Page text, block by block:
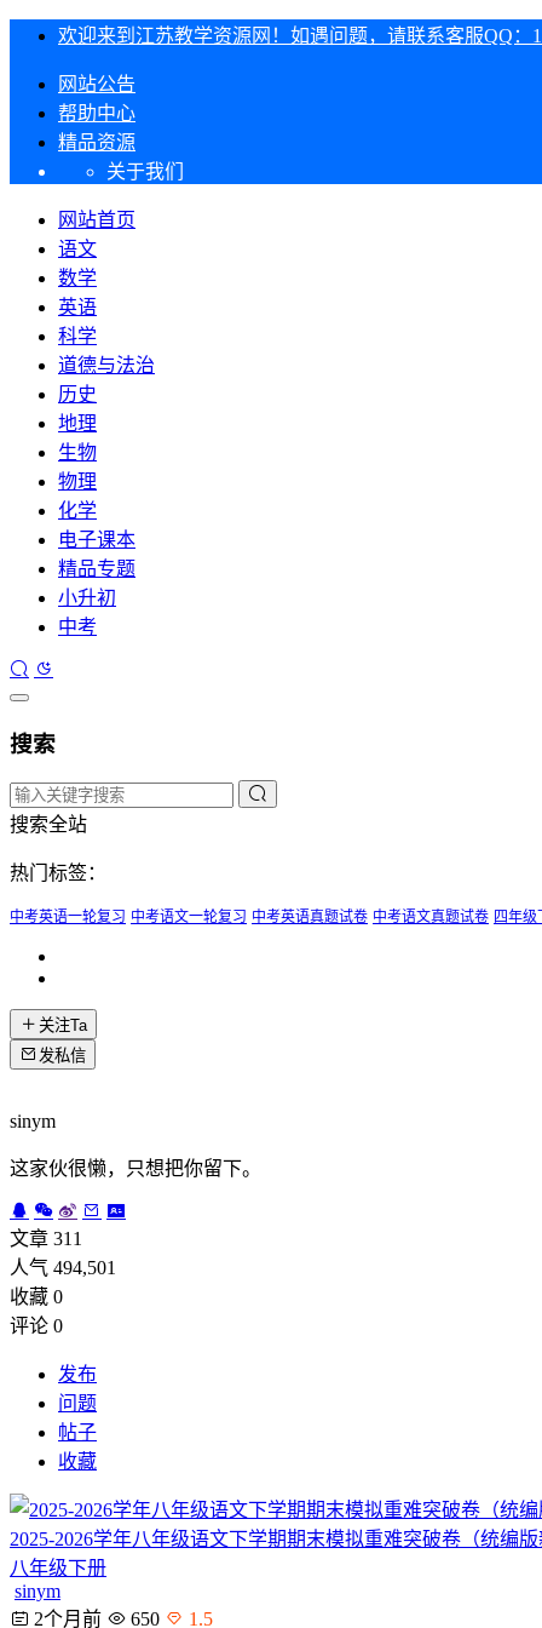
欢迎来到江苏教学资源网！如遇问题，请联系客服QQ：
网站公告
帮助中心
精品资源
关于我们
网站首页
语文
数学
英语
科学
道德与法治
历史
地理
生物
物理
化学
电子课本
精品专题
小升初
中考
搜索
搜索全站
热门标签：
中考英语一轮复习 中考语文一轮复习 中考英语真题试卷 中考语文真题试卷 四年级
关注Ta
发私信
sinym
这家伙很懒，只想把你留下。
文章 311
人气 494,501
收藏 0
评论 0
发布
问题
帖子
收藏
2025-2026学年八年级语文下学期期末模拟重难突破卷（统编版
八年级下册
sinym
2个月前
650 1.5